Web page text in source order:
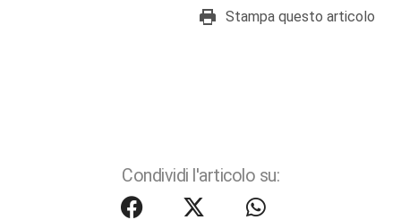
Stampa questo articolo
Condividi l'articolo su: